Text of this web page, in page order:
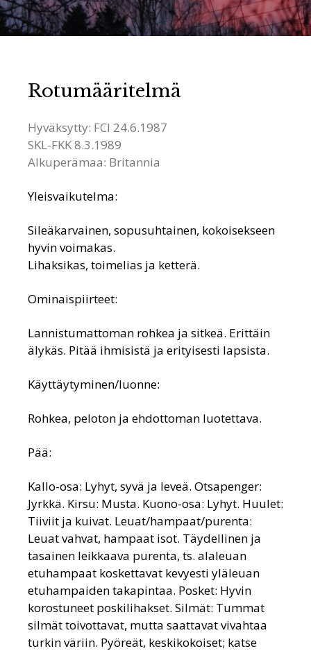
Rotumääritelmä
Hyväksytty: FCI 24.6.1987
SKL-FKK 8.3.1989
Alkuperämaa: Britannia
Yleisvaikutelma:
Sileäkarvainen, sopusuhtainen, kokoisekseen
hyvin voimakas.
Lihaksikas, toimelias ja ketterä.
Ominaispiirteet:
Lannistumattoman rohkea ja sitkeä. Erittäin
älykäs. Pitää ihmisistä ja erityisesti lapsista.
Käyttäytyminen/luonne:
Rohkea, peloton ja ehdottoman luotettava.
Pää:
Kallo-osa: Lyhyt, syvä ja leveä. Otsapenger:
Jyrkkä. Kirsu: Musta. Kuono-osa: Lyhyt. Huulet:
Tiiviit ja kuivat. Leuat/hampaat/purenta:
Leuat vahvat, hampaat isot. Täydellinen ja
tasainen leikkaava purenta, ts. alaleuan
etuhampaat koskettavat kevyesti yläleuan
etuhampaiden takapintaa. Posket: Hyvin
korostuneet poskilihakset. Silmät: Tummat
silmät toivottavat, mutta saattavat vivahtaa
turkin väriin. Pyöreät, keskikokoiset; katse